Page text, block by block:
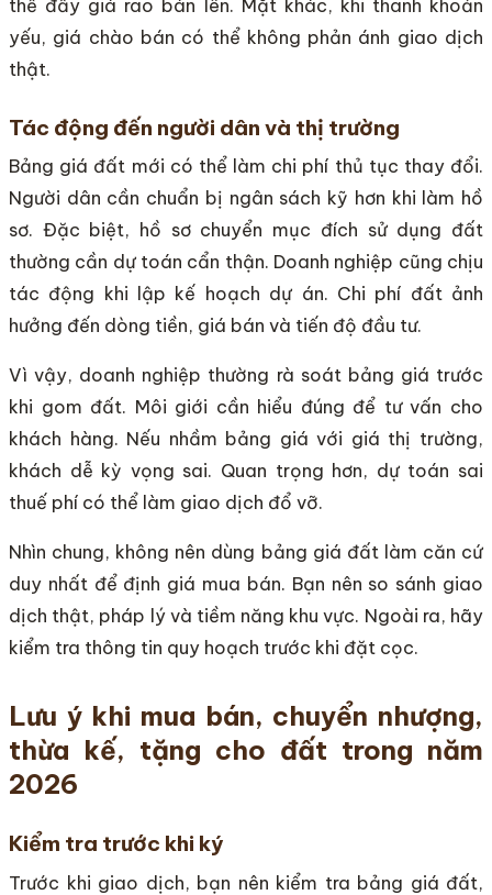
thể đẩy giá rao bán lên. Mặt khác, khi thanh khoản
yếu, giá chào bán có thể không phản ánh giao dịch
thật.
Tác động đến người dân và thị trường
Bảng giá đất mới có thể làm chi phí thủ tục thay đổi.
Người dân cần chuẩn bị ngân sách kỹ hơn khi làm hồ
sơ. Đặc biệt, hồ sơ chuyển mục đích sử dụng đất
thường cần dự toán cẩn thận. Doanh nghiệp cũng chịu
tác động khi lập kế hoạch dự án. Chi phí đất ảnh
hưởng đến dòng tiền, giá bán và tiến độ đầu tư.
Vì vậy, doanh nghiệp thường rà soát bảng giá trước
khi gom đất. Môi giới cần hiểu đúng để tư vấn cho
khách hàng. Nếu nhầm bảng giá với giá thị trường,
khách dễ kỳ vọng sai. Quan trọng hơn, dự toán sai
thuế phí có thể làm giao dịch đổ vỡ.
Nhìn chung, không nên dùng bảng giá đất làm căn cứ
duy nhất để định giá mua bán. Bạn nên so sánh giao
dịch thật, pháp lý và tiềm năng khu vực. Ngoài ra, hãy
kiểm tra thông tin quy hoạch trước khi đặt cọc.
Lưu ý khi mua bán, chuyển nhượng,
thừa kế, tặng cho đất trong năm
2026
Kiểm tra trước khi ký
Trước khi giao dịch, bạn nên kiểm tra bảng giá đất,